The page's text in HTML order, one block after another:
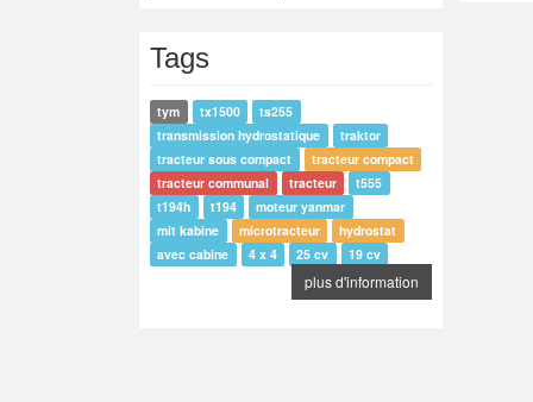
Tags
tym tx1500
ts255
transmission hydrostatique
traktor
tracteur sous compact
tracteur compact
tracteur communal
tracteur
t555
t194h
t194
moteur yanmar
mit kabine
microtracteur
hydrostat
avec cabine
4 x 4 25 cv 19 cv
plus d'information